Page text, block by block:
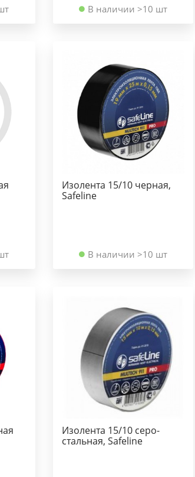
В наличии >10 шт
Изолента 15/10 черная,
Safeline
В наличии >10 шт
Изолента 15/10 серо-
стальная, Safeline